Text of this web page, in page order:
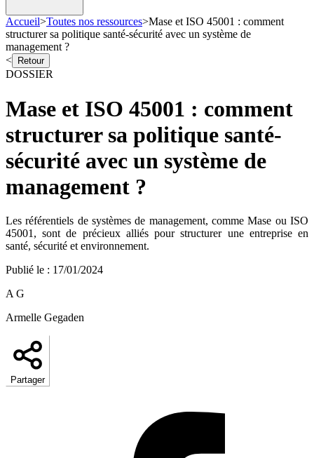
Accueil>Toutes nos ressources>Mase et ISO 45001 : comment
structurer sa politique santé-sécurité avec un système de
management ?
<
Retour
DOSSIER
Mase et ISO 45001 : comment
structurer sa politique santé-
sécurité avec un système de
management ?
Les référentiels de systèmes de management, comme Mase ou ISO
45001, sont de précieux alliés pour structurer une entreprise en
santé, sécurité et environnement.
Publié le : 17/01/2024
A G
Armelle Gegaden
Partager